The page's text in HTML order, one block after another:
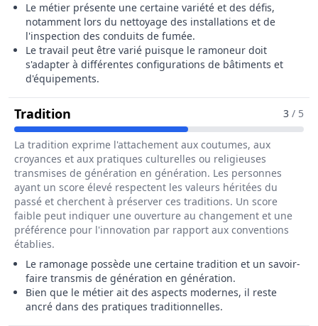
Le métier présente une certaine variété et des défis,
notamment lors du nettoyage des installations et de
l'inspection des conduits de fumée.
Le travail peut être varié puisque le ramoneur doit
s'adapter à différentes configurations de bâtiments et
d'équipements.
Tradition Pour Le Métier De Ramoneur / 3 / 5
La tradition exprime l'attachement aux coutumes, aux
croyances et aux pratiques culturelles ou religieuses
transmises de génération en génération. Les personnes
ayant un score élevé respectent les valeurs héritées du
passé et cherchent à préserver ces traditions. Un score
faible peut indiquer une ouverture au changement et une
préférence pour l'innovation par rapport aux conventions
établies.
Le ramonage possède une certaine tradition et un savoir-
faire transmis de génération en génération.
Bien que le métier ait des aspects modernes, il reste
ancré dans des pratiques traditionnelles.